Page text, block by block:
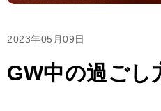
2023年05月09日
GW中の過ごし